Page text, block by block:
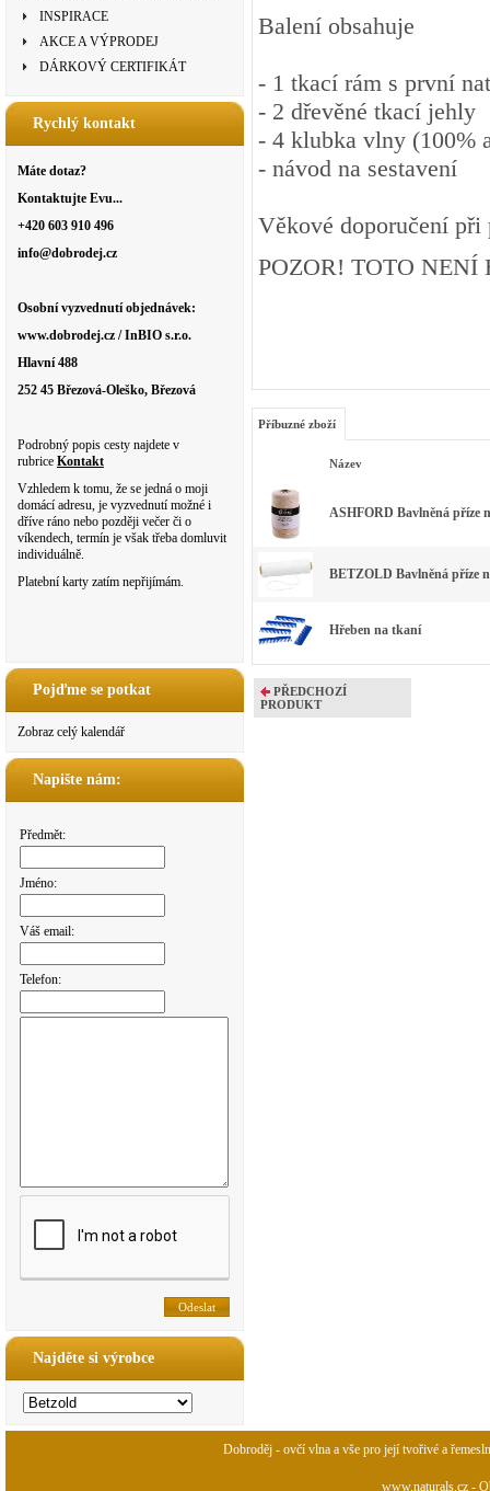
INSPIRACE
AKCE A VÝPRODEJ
DÁRKOVÝ CERTIFIKÁT
Rychlý kontakt
Máte dotaz?
Kontaktujte Evu...
+420 603 910 496
info@dobrodej.cz
Osobní vyzvednutí objednávek:
www.dobrodej.cz / InBIO s.r.o.
Hlavní 488
252 45 Březová-Oleško, Březová
Podrobný popis cesty najdete v
rubrice Kontakt
Vzhledem k tomu, že se jedná o moji
domácí adresu, je vyzvednutí možné i
dříve ráno nebo později večer či o
víkendech, termín je však třeba domluvit
individuálně.
Platební karty zatím nepřijímám.
Pojďme se potkat
Zobraz celý kalendář
Napište nám:
Předmět:
Jméno:
Váš email:
Telefon:
Najděte si výrobce
Balení obsahuje
- 1 tkací rám s první
- 2 dřevěné tkací jehly
- 4 klubka vlny (100%
- návod na sestavení
Věkové doporučení
POZOR! TOTO
Příbuzné zboží
Název
ASHFORD Bavlněná příze
BETZOLD Bavlněná příze
Hřeben na tkaní
PŘEDCHOZÍ
PRODUKT
Dobroděj - ovčí vlna a vše pro její tvořivé a
www.naturals.cz -